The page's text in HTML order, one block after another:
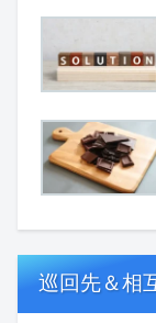
巡回先＆相